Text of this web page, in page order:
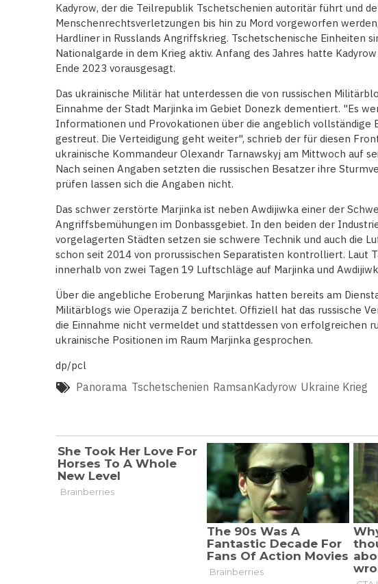
Kadyrow, der die Teilrepublik Tschetschenien autoritär führt und
Menschenrechtsverletzungen bis hin zu Mord vorgeworfen
Hardliner in Russlands Angriffskrieg. Tschetschenische Einheiten
Nationalgarde in dem Krieg aktiv. Anfang des Jahres hatte
Ende 2023 vorausgesagt.
Das ukrainische Militär hat unterdessen die von russischen
Einnahme der Stadt Marjinka im Gebiet Donezk dementiert. "Es
Informationen und Provokationen über die angeblich vollständige
gestreut. Die Verteidigung geht weiter", schrieb der für diesen
ukrainische Kommandeur Olexandr Tarnawskyj am Mittwoch auf
Nach seinen Angaben setzten die russischen Besatzer ihre
prüfen lassen sich die Angaben nicht.
Das schwer zerstörte Marjinka ist neben Awdijiwka einer der
Angriffsbemühungen im Donbassgebiet. In den beiden der
vorgelagerten Städten setzen sie schwere Technik und auch die
schon seit 2014 von prorussischen Separatisten kontrolliert. Laut
innerhalb von zwei Tagen 19 Luftschläge auf Marjinka und
Über die angebliche Eroberung Marjinkas hatten bereits am
Militärblogs wie Operazija Z berichtet. Offiziell hat das russische
die Einnahme nicht vermeldet und stattdessen von erfolgreichen
ukrainische Positionen im Raum Marjinka gesprochen.
dp/pcl
Panorama Tschetschenien RamsanKadyrow Ukraine Krieg